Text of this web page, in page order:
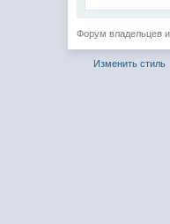
Форум владельцев
Изменить стиль